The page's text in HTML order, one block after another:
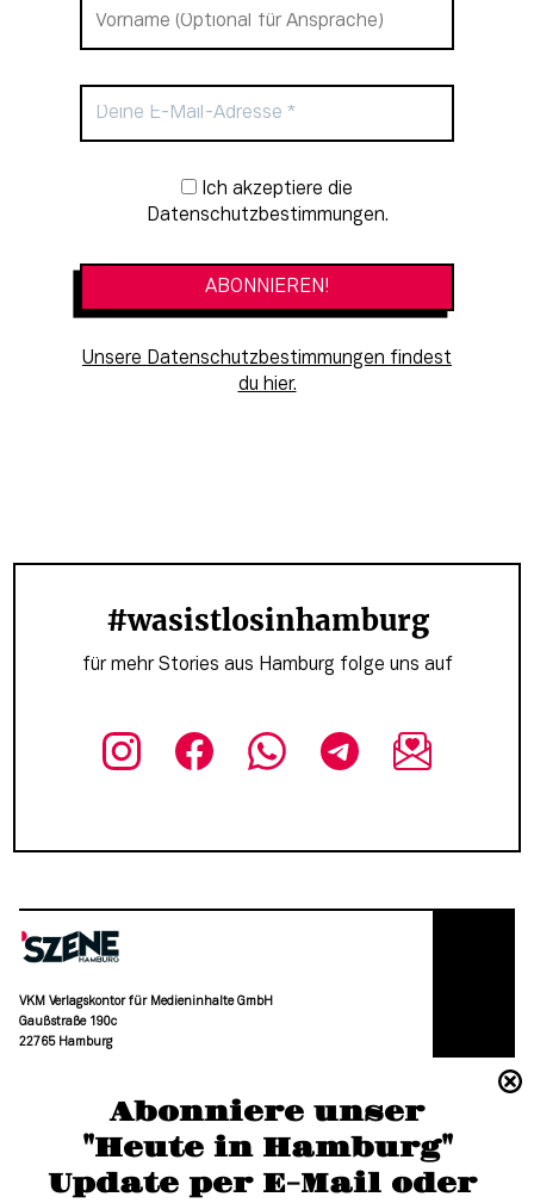
Abonniere unser
"Heute in Hamburg"
Update per E-Mail oder
Newsletter-Anmeldung
Datenschutzbestimmungen.
Unsere Datenschutzbestimmungen findest
du hier.
#wasistlosinhamburg
für mehr Stories aus Hamburg folge uns auf
VKM Verlagskontor für Medieninhalte GmbH
Gaußstraße 190c
22765 Hamburg
moc.grubmah-enezs@ofni